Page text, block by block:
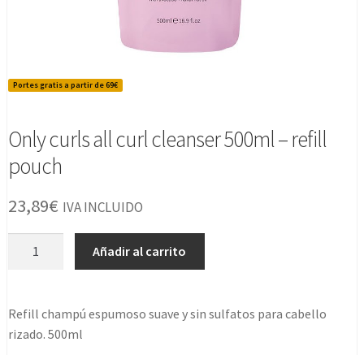
Portes gratis a partir de 69€
Only curls all curl cleanser 500ml – refill
pouch
23,89€ IVA INCLUIDO
cleanser
500ml
Añadir al carrito
Refill champú espumoso suave y sin sulfatos para cabello
rizado. 500ml